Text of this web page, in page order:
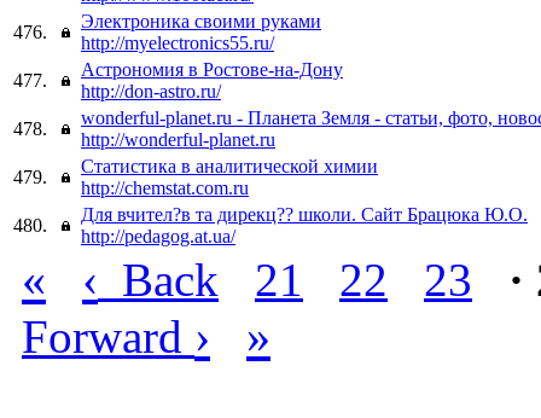
476.
Электроника своими руками
http://myelectronics55.ru/
477.
Астрономия в Ростове-на-Дону
http://don-astro.ru/
478.
wonderful-planet.ru - Планета Земля - статьи, фото,
http://wonderful-planet.ru
479.
Статистика в аналитической химии
http://chemstat.com.ru
480.
Для вчител?в та дирекц?? школи. Сайт Брацюка Ю.О.
http://pedagog.at.ua/
« ‹ Back 21 22 23
Forward › »